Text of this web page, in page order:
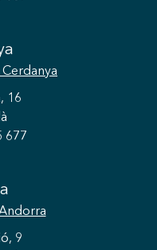
Cerdanya
16
677
9